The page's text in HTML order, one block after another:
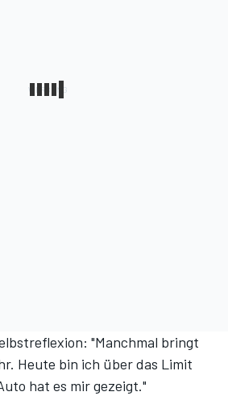
"Manchmal bringt
Heute bin ich über das Limit
hat es mir gezeigt."